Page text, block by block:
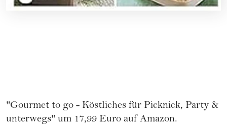
"Gourmet to go - Köstliches für Picknick, Party &
unterwegs" um 17,99 Euro auf Amazon.